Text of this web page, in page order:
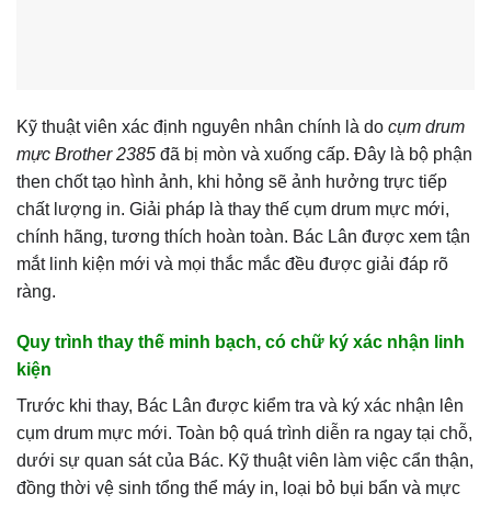
Kỹ thuật viên xác định nguyên nhân chính là do cụm drum
mực Brother 2385 đã bị mòn và xuống cấp. Đây là bộ phận
then chốt tạo hình ảnh, khi hỏng sẽ ảnh hưởng trực tiếp
chất lượng in. Giải pháp là thay thế cụm drum mực mới,
chính hãng, tương thích hoàn toàn. Bác Lân được xem tận
mắt linh kiện mới và mọi thắc mắc đều được giải đáp rõ
ràng.
Quy trình thay thế minh bạch, có chữ ký xác nhận linh
kiện
Trước khi thay, Bác Lân được kiểm tra và ký xác nhận lên
cụm drum mực mới. Toàn bộ quá trình diễn ra ngay tại chỗ,
dưới sự quan sát của Bác. Kỹ thuật viên làm việc cẩn thận,
đồng thời vệ sinh tổng thể máy in, loại bỏ bụi bẩn và mực